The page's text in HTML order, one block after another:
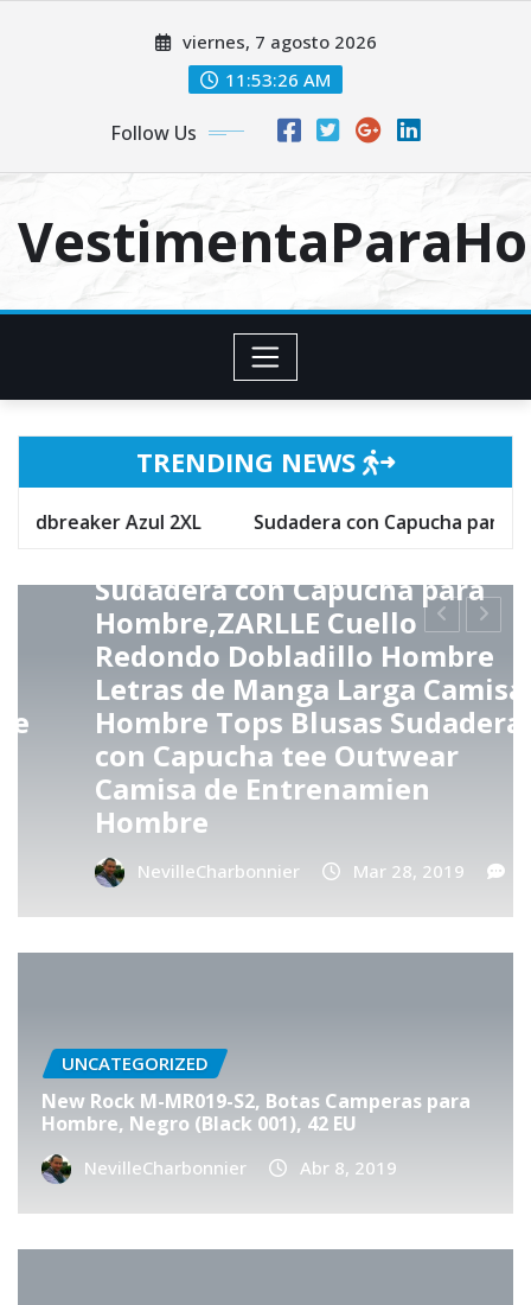
viernes, 7 agosto 2026
11:53:26 AM
Follow Us
TRENDING NEWS
Capucha para Hombre,ZARLLE Cuello Redondo
Sudadera con Capucha para
Hombre,ZARLLE Cuello
Redondo Dobladillo Hombre
Letras de Manga Larga Camisa
Hombre Tops Blusas Sudaderas
con Capucha tee Outwear
Camisa de Entrenamien
Hombre
NevilleCharbonnier Mar 28, 2019 0
UNCATEGORIZED
New Rock M-MR019-S2, Botas Camperas para
Hombre, Negro (Black 001), 42 EU
NevilleCharbonnier Abr 8, 2019